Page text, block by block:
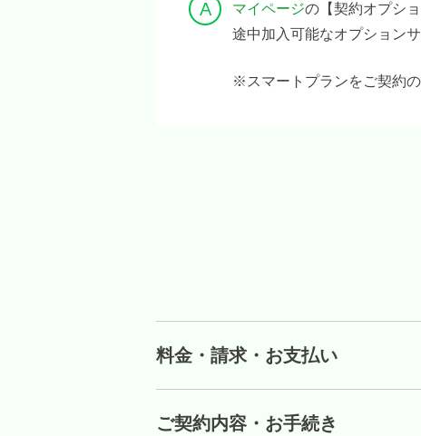
マイページの【契約オプシ
途中加入可能なオプション
※スマートプランをご契約
料金・請求・お支払い
ご契約内容・お手続き